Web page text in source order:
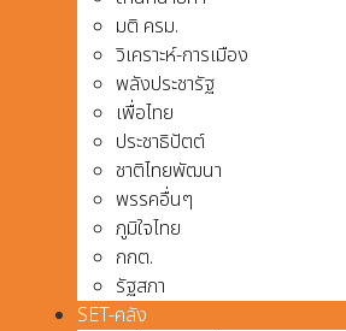
มติ ครม.
วิเคราะห์-การเมือง
พลังประชารัฐ
เพื่อไทย
ประชาธิปัตต์
ชาติไทยพัฒนา
พรรคอื่นๆ
ภูมิใจไทย
กกต.
รัฐสภา
SET-คลัง